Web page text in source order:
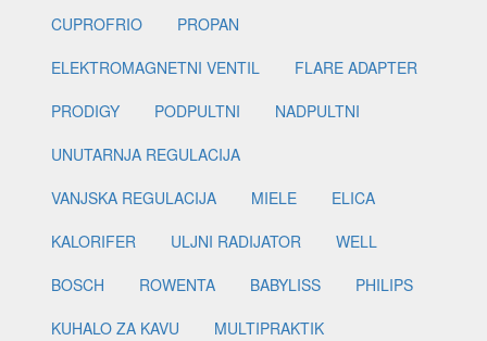
CUPROFRIO
PROPAN
ELEKTROMAGNETNI VENTIL
FLARE ADAPTER
PRODIGY
PODPULTNI
NADPULTNI
UNUTARNJA REGULACIJA
VANJSKA REGULACIJA
MIELE
ELICA
KALORIFER
ULJNI RADIJATOR
WELL
BOSCH
ROWENTA BABYLISS
PHILIPS
KUHALO ZA KAVU
MULTIPRAKTIK